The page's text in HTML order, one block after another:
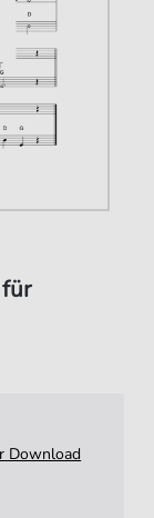
Download